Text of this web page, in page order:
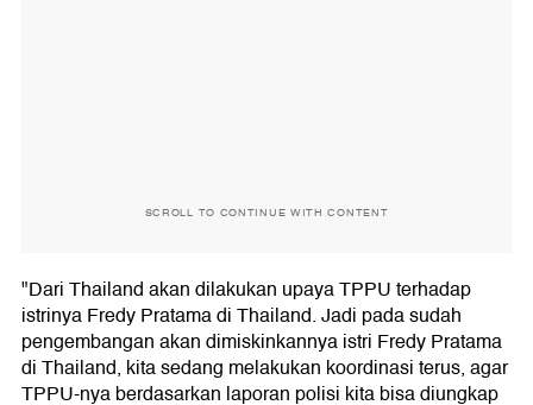
SCROLL TO CONTINUE WITH CONTENT
"Dari Thailand akan dilakukan upaya TPPU terhadap
istrinya Fredy Pratama di Thailand. Jadi pada sudah
pengembangan akan dimiskinkannya istri Fredy Pratama
di Thailand, kita sedang melakukan koordinasi terus, agar
TPPU-nya berdasarkan laporan polisi kita bisa diungkap